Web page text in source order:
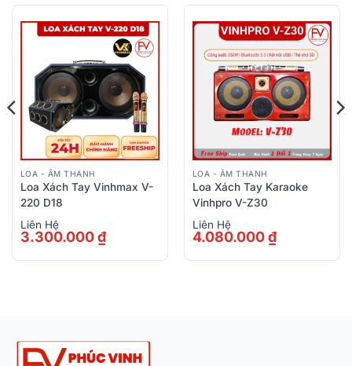
LOA - ÂM THANH
Loa Xách Tay Vinhmax V-
220 D18
3.300.000₫
Liên Hệ
LOA - ÂM THANH
Loa Xách Tay Karaoke
Vinhpro V-Z30
4.080.000₫
Liên Hệ